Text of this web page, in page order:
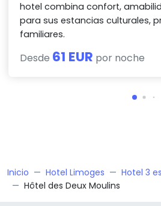
hotel combina confort,
para sus estancias culturales,
familiares.
Desde 61 EUR por noche
Inicio Hotel Limoges
Hotel 3
Hôtel des Deux Moulins